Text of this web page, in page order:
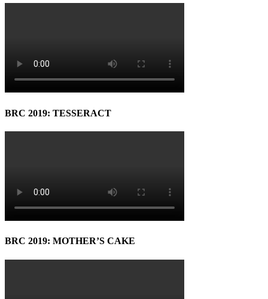
BRC 2019: TESSERACT
BRC 2019: MOTHER’S CAKE